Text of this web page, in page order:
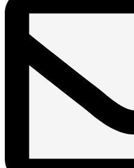
options
may
chosen